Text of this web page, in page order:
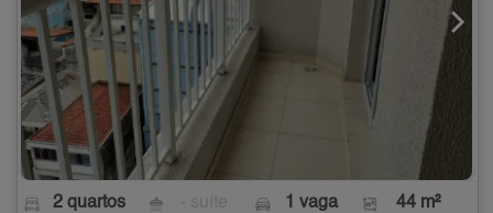
2 quartos 1 vaga 44 m²